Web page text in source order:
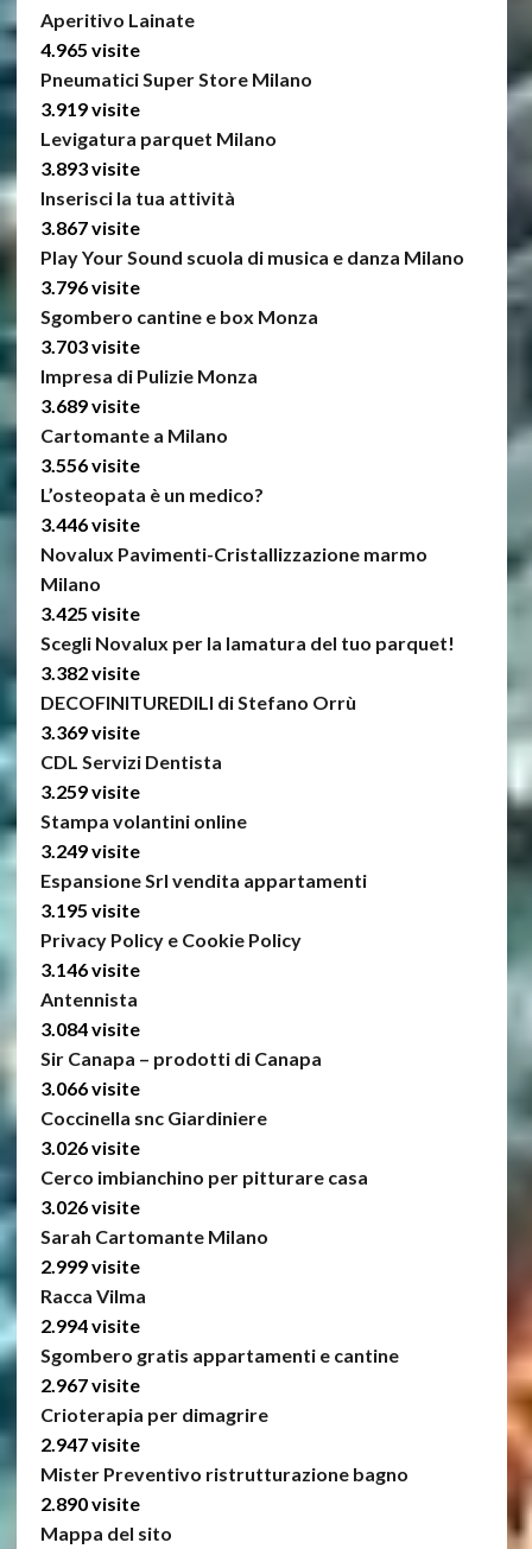
Aperitivo Lainate
4.965 visite
Pneumatici Super Store Milano
3.919 visite
Levigatura parquet Milano
3.893 visite
Inserisci la tua attività
3.867 visite
Play Your Sound scuola di musica e danza Milano
3.796 visite
Sgombero cantine e box Monza
3.703 visite
Impresa di Pulizie Monza
3.689 visite
Cartomante a Milano
3.556 visite
L’osteopata è un medico?
3.446 visite
Novalux Pavimenti-Cristallizzazione marmo
Milano
3.425 visite
Scegli Novalux per la lamatura del tuo parquet!
3.382 visite
DECOFINITUREDILI di Stefano Orrù
3.369 visite
CDL Servizi Dentista
3.259 visite
Stampa volantini online
3.249 visite
Espansione Srl vendita appartamenti
3.195 visite
Privacy Policy e Cookie Policy
3.146 visite
Antennista
3.084 visite
Sir Canapa – prodotti di Canapa
3.066 visite
Coccinella snc Giardiniere
3.026 visite
Cerco imbianchino per pitturare casa
3.026 visite
Sarah Cartomante Milano
2.999 visite
Racca Vilma
2.994 visite
Sgombero gratis appartamenti e cantine
2.967 visite
Crioterapia per dimagrire
2.947 visite
Mister Preventivo ristrutturazione bagno
2.890 visite
Mappa del sito